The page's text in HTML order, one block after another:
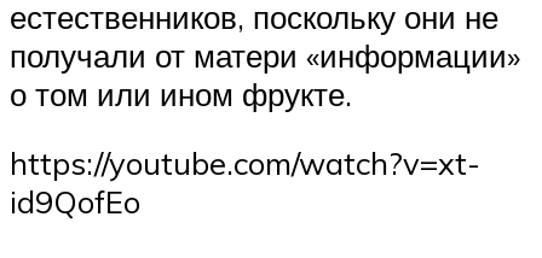
естественников, поскольку они не
получали от матери «информации»
о том или ином фрукте.
https://youtube.com/watch?v=xt-
id9QofEo